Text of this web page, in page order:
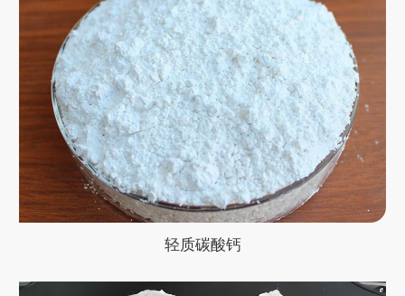
轻质碳酸钙